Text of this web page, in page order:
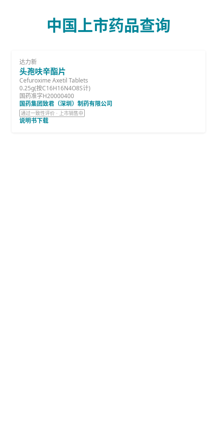
中国上市药品查询
达力新
头孢呋辛酯片
Cefuroxime Axetil Tablets
0.25g(按C16H16N4O8S计)
国药准字H20000400
国药集团致君（深圳）制药有限公司
通过一致性评价 · 上市销售中
说明书下载